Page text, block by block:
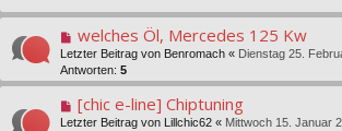
welches Öl, Mercedes 125 Kw
Letzter Beitrag von Benromach « Dienstag 25.
Antworten: 5
[chic e-line] Chiptuning
Letzter Beitrag von Lillchic62 « Mittwoch 15. Januar